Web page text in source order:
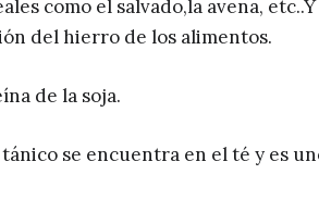
como el salvado,la avena,
del hierro de los alimentos.
de la soja.
se encuentra en el té y es